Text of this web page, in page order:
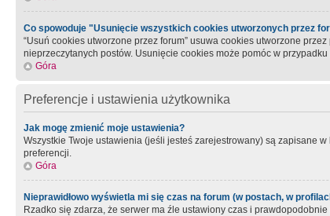
Co spowoduje "Usunięcie wszystkich cookies utworzonych przez
“Usuń cookies utworzone przez forum” usuwa cookies utworzone
nieprzeczytanych postów. Usunięcie cookies może pomóc w
Góra
Preferencje i ustawienia użytkownika
Jak mogę zmienić moje ustawienia?
Wszystkie Twoje ustawienia (jeśli jesteś zarejestrowany) są zapisane
preferencji.
Góra
Nieprawidłowo wyświetla mi się czas na forum (w postach, w
Rzadko się zdarza, że serwer ma źle ustawiony czas i